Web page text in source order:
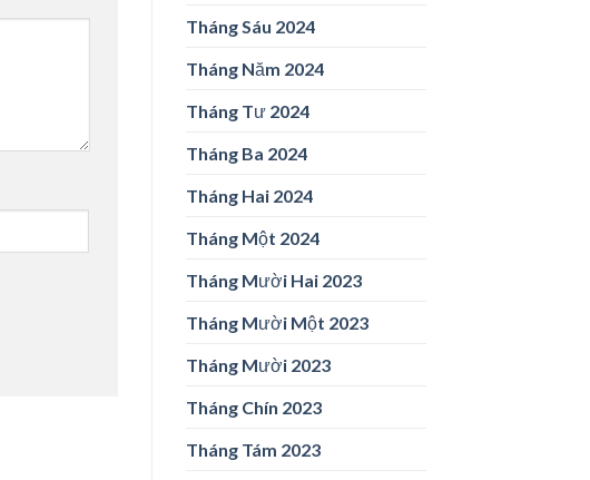
Tháng Sáu 2024
Tháng Năm 2024
Tháng Tư 2024
Tháng Ba 2024
Tháng Hai 2024
Tháng Một 2024
Tháng Mười Hai 2023
Tháng Mười Một 2023
Tháng Mười 2023
Tháng Chín 2023
Tháng Tám 2023